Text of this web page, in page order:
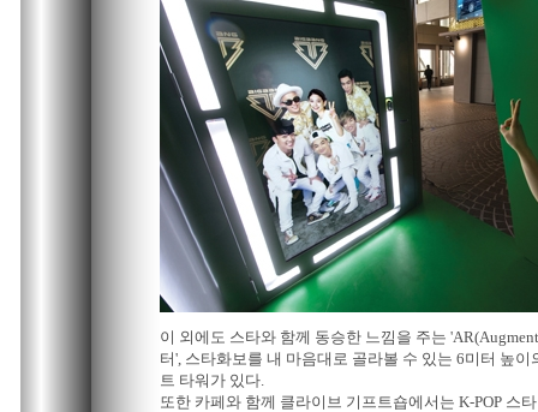
이 외에도 스타와 함께 동승한 느낌을 주는
터', 스타화보를 내 마음대로 골라볼 수 있는 6미터 높이
트 타워가 있다.
또한 카페와 함께 클라이브 기프트숍에서는 K-POP 스